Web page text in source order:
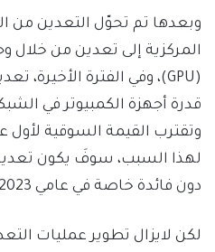
وبعدها تم تحوّل التعدين من
المركزية إلى تعدين من خلال
قدرة أجهزة الكمبيوتر في
وتقترب القيمة السوقية
لهذا السبب، سوفَ يكون
دون فائدة خاصة في عامي 2023 و2024.
لكن لايزال تطوير عمليات